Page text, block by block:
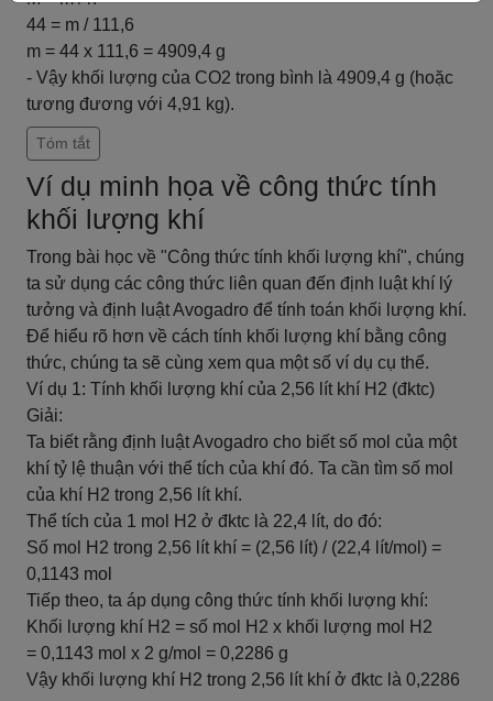
44 = m / 111,6
m = 44 x 111,6 = 4909,4 g
- Vậy khối lượng của CO2 trong bình là 4909,4 g (hoặc
tương đương với 4,91 kg).
Tóm tắt
Ví dụ minh họa về công thức tính
khối lượng khí
Trong bài học về "Công thức tính khối lượng khí", chúng
ta sử dụng các công thức liên quan đến định luật khí lý
tưởng và định luật Avogadro để tính toán khối lượng khí.
Để hiểu rõ hơn về cách tính khối lượng khí bằng công
thức, chúng ta sẽ cùng xem qua một số ví dụ cụ thể.
Ví dụ 1: Tính khối lượng khí của 2,56 lít khí H2 (đktc)
Giải:
Ta biết rằng định luật Avogadro cho biết số mol của một
khí tỷ lệ thuận với thể tích của khí đó. Ta cần tìm số mol
của khí H2 trong 2,56 lít khí.
Thể tích của 1 mol H2 ở đktc là 22,4 lít, do đó:
Số mol H2 trong 2,56 lít khí = (2,56 lít) / (22,4 lít/mol) =
0,1143 mol
Tiếp theo, ta áp dụng công thức tính khối lượng khí:
Khối lượng khí H2 = số mol H2 x khối lượng mol H2
= 0,1143 mol x 2 g/mol = 0,2286 g
Vậy khối lượng khí H2 trong 2,56 lít khí ở đktc là 0,2286